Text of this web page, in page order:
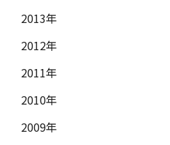
2013年
2012年
2011年
2010年
2009年